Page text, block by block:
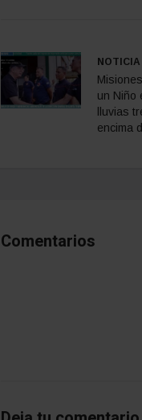
un Niño
lluvias
encima
Comentarios